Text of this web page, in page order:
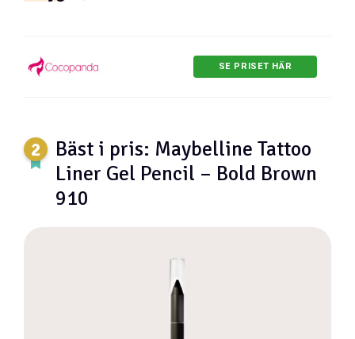
SE PRISET HÄR
Bäst i pris: Maybelline Tattoo
Liner Gel Pencil – Bold Brown
910